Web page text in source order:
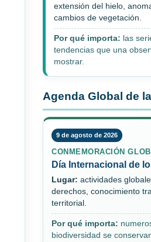
extensión del hielo,
cambios de vegetación.
Por qué importa: las
tendencias que una
mostrar.
Agenda Global de
9 de agosto de 2026
CONMEMORACIÓN
Día Internacional de
Lugar: actividades
derechos, conocimiento
territorial.
Por qué importa:
biodiversidad se